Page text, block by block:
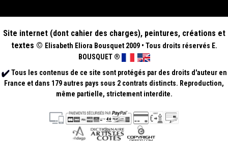
Site internet (dont cahier des charges), peintures, créations et
textes © Elisabeth Eliora Bousquet 2009 • Tous droits réservés E.
BOUSQUET ®
Tous les contenus de ce site sont protégés par des droits d'auteur en
France et dans 179 autres pays sous 2 contrats distincts. Reproduction,
même partielle, strictement interdite.